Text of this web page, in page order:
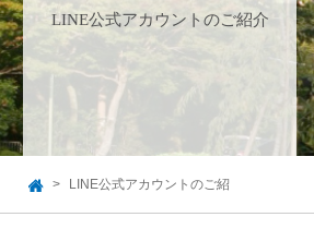
LINE公式アカウントのご紹介
LINE公式アカウントのご紹